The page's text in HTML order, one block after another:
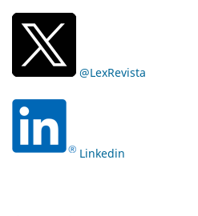
@LexRevista
Linkedin